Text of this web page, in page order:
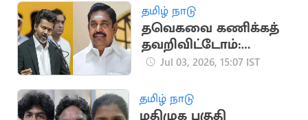
தமிழ் நாடு
தவெகவை கணிக்கத்
தவறிவிட்டோம்:
எடப்பாடி பழனிசாமி
Jul 03, 2026, 15:07 IST
தமிழ் நாடு